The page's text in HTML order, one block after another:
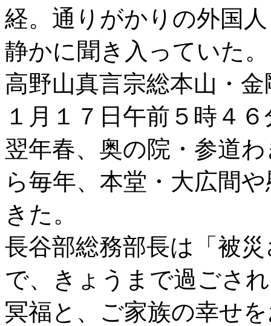
経。通りがかりの外国
静かに聞き入っていた。
高野山真言宗総本山・
１月１７日午前５時４
翌年春、奥の院・参道
ら毎年、本堂・大広間
きた。
長谷部総務部長は「被
で、きょうまで過ごさ
冥福と、ご家族の幸せ